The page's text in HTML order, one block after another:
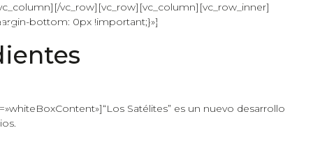
CONTACTO
vc_row][vc_row][vc_column][vc_row_inner]
bottom: 0px !important;}»]
Satélites” es un nuevo desarrollo